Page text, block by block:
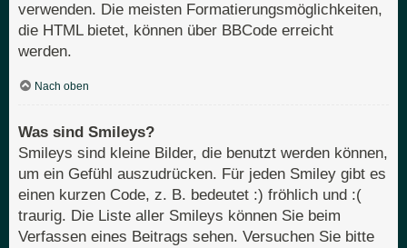
verwenden. Die meisten Formatierungsmöglichkeiten,
die HTML bietet, können über BBCode erreicht
werden.
Nach oben
Was sind Smileys?
Smileys sind kleine Bilder, die benutzt werden können,
um ein Gefühl auszudrücken. Für jeden Smiley gibt es
einen kurzen Code, z. B. bedeutet :) fröhlich und :(
traurig. Die Liste aller Smileys können Sie beim
Verfassen eines Beitrags sehen. Versuchen Sie bitte